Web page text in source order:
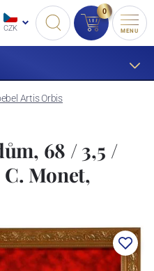
CZK
0
MENU
Artis Orbis
68 / 3,5 /
Monet,